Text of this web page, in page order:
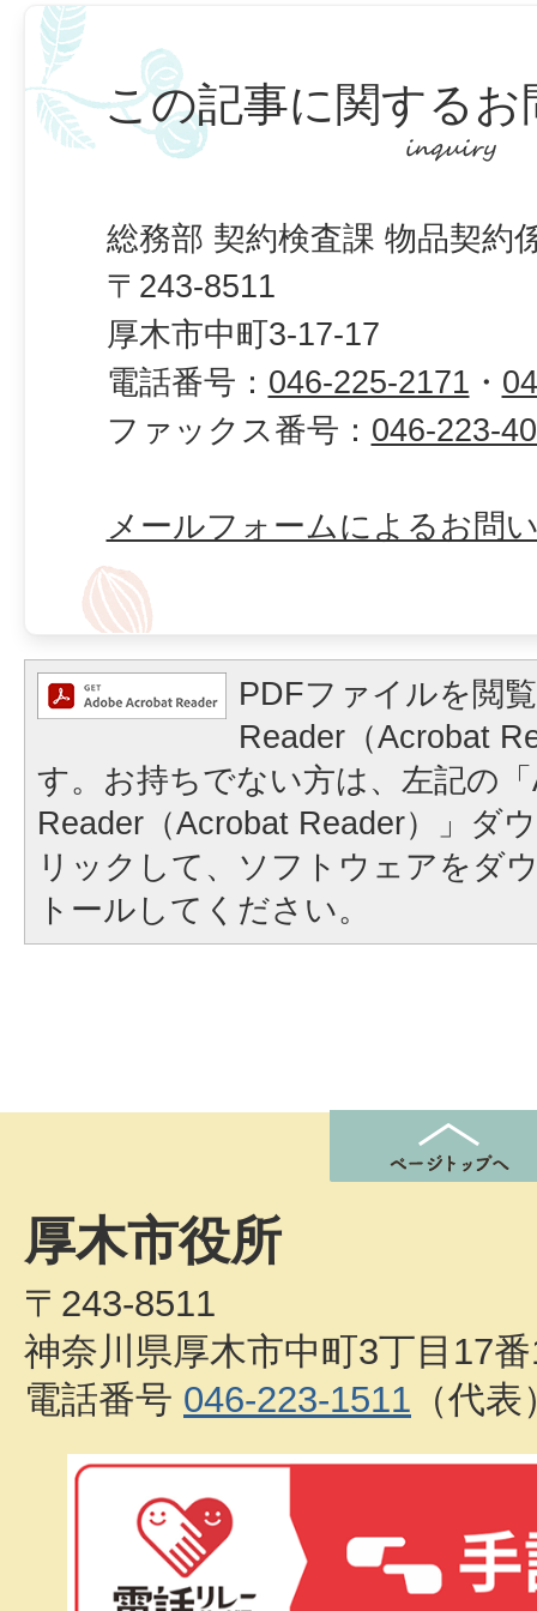
この記事に関するお
総務部 契約検査課 物品契約
〒243-8511
厚木市中町3-17-17
電話番号： 046-225-2171 ・
ファックス番号： 046-223-
メールフォームによるお問
PDFファイルを閲
Reader（Acrobat
す。お持ちでない方は、左記の
Reader（Acrobat Reader）」ダ
リックして、ソフトウェアをダ
トールしてください。
厚木市役所
〒243-8511
神奈川県厚木市中町3丁目17
電話番号 046-223-1511 （代表